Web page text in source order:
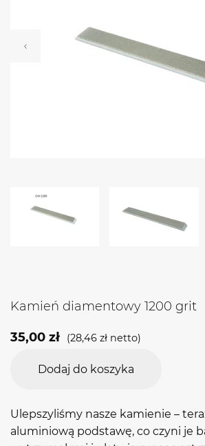
Kamień diamentowy 1200 grit
35,00 zł (28,46 zł netto)
Dodaj do koszyka
Ulepszyliśmy nasze kamienie –
aluminiową podstawę, co czyni je